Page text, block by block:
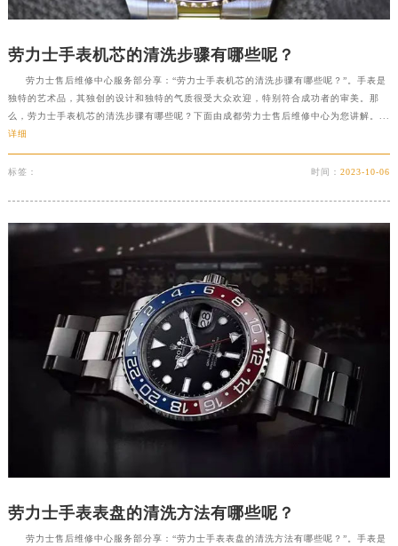
劳力士手表机芯的清洗步骤有哪些呢？
劳力士售后维修中心服务部分享：“劳力士手表机芯的清洗步骤有哪些呢？”。手表是
独特的艺术品，其独创的设计和独特的气质很受大众欢迎，特别符合成功者的审美。那
么，劳力士手表机芯的清洗步骤有哪些呢？下面由成都劳力士售后维修中心为您讲解。...
详细
标签： 时间：2023-10-06
劳力士手表表盘的清洗方法有哪些呢？
劳力士售后维修中心服务部分享：“劳力士手表表盘的清洗方法有哪些呢？”。手表是